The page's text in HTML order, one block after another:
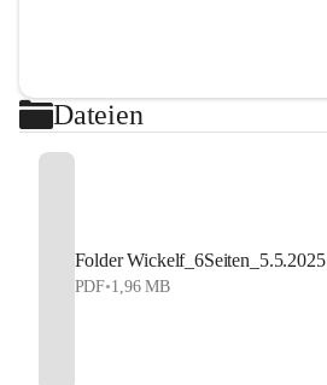
Dateien
Folder Wickelf_6Seiten_5.5.2025
PDF•1,96 MB